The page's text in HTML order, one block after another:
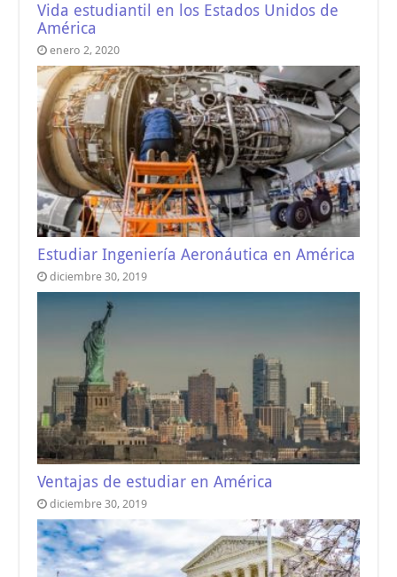
Vida estudiantil en los Estados Unidos de
América
enero 2, 2020
Estudiar Ingeniería Aeronáutica en América
diciembre 30, 2019
Ventajas de estudiar en América
diciembre 30, 2019